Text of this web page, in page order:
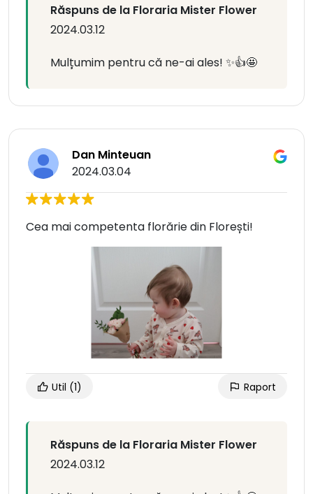
Răspuns de la Floraria Mister Flower
2024.03.12
Mulțumim pentru că ne-ai ales! ✨👍🤩
Dan Minteuan
2024.03.04
Cea mai competenta florărie din Florești!
Util (1) Raport
Răspuns de la Floraria Mister Flower
2024.03.12